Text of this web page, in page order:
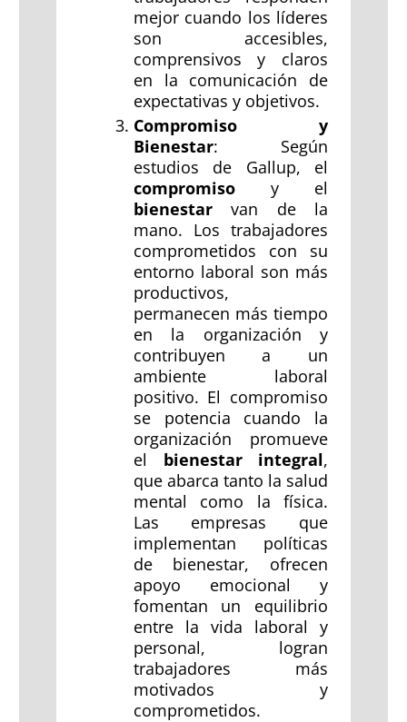
mejor cuando los líderes
son accesibles,
comprensivos y claros
en la comunicación de
expectativas y objetivos.
Compromiso y
Bienestar: Según
estudios de Gallup, el
compromisoy el
bienestarvan de la
mano. Los trabajadores
comprometidos con su
entorno laboral son más
productivos,
permanecen más tiempo
en la organización y
contribuyen a un
ambiente laboral
positivo. El compromiso
se potencia cuando la
organización promueve
el bienestar integral,
que abarca tanto la salud
mental como la física.
Las empresas que
implementan políticas
de bienestar, ofrecen
apoyo emocional y
fomentan un equilibrio
entre la vida laboral y
personal, logran
trabajadores más
motivados y
comprometidos.